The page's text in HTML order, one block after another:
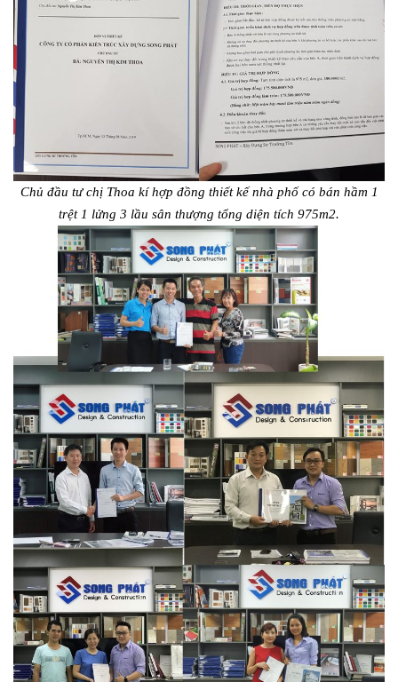
Chủ đầu tư chị Thoa kí hợp đồng thiết kế nhà phố có bán hầm 1
trệt 1 lửng 3 lầu sân thượng tổng diện tích 975m2.